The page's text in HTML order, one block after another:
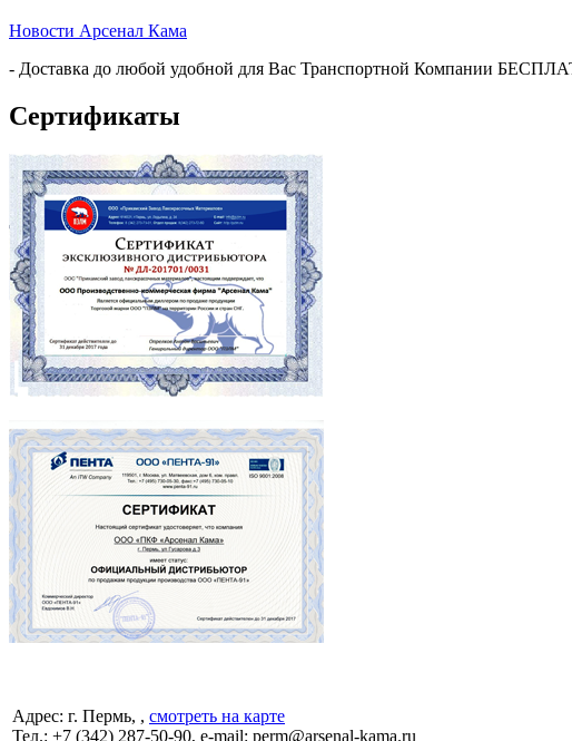
Новости Арсенал Кама
- Доставка до любой удобной для Вас Транспортной Компании
Сертификаты
Адрес: г. Пермь, , смотреть на карте
Тел.: +7 (342) 287-50-90, e-mail: perm@arsenal-kama.ru